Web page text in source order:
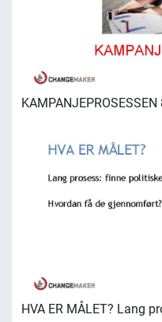
KAMPANJEPROSESSEN
HVA ER MÅLET? Lang